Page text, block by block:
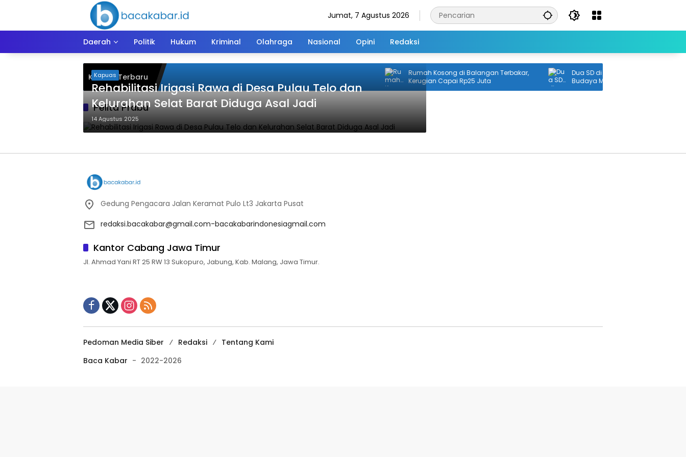
Jumat, 7 Agustus 2026
Daerah Politik Hukum Kriminal Olahraga Nasional Opini Redaksi
Kiriman Terbaru
Rumah Kosong di Balangan Terbakar,
Kerugian Capai Rp25 Juta
Dua SD di Banjarmasin Jadi
Budaya Menabung
Pelita Prabu
Kapuas
Rehabilitasi Irigasi Rawa di Desa Pulau Telo dan
Kelurahan Selat Barat Diduga Asal Jadi
14 Agustus 2025
Gedung Pengacara Jalan Keramat Pulo Lt3 Jakarta Pusat
redaksi.bacakabar@gmail.com-bacakabarindonesiagmail.com
Kantor Cabang Jawa Timur
Jl. Ahmad Yani RT 25 RW 13 Sukopuro, Jabung, Kab. Malang, Jawa Timur.
Pedoman Media Siber Redaksi
Tentang Kami
Baca Kabar - 2022-2026